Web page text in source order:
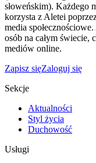
słoweńskim). Każdego
korzysta z Aletei
media
osób na całym
mediów online.
Zapisz sięZaloguj się
Sekcje
Aktualności
Styl życia
Duchowość
Usługi